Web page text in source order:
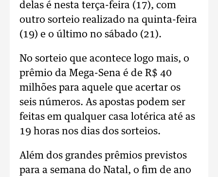
delas é nesta terça-feira (17), com
outro sorteio realizado na quinta-feira
(19) e o último no sábado (21).
No sorteio que acontece logo mais, o
prêmio da Mega-Sena é de R$ 40
milhões para aquele que acertar os
seis números. As apostas podem ser
feitas em qualquer casa lotérica até as
19 horas nos dias dos sorteios.
Além dos grandes prêmios previstos
para a semana do Natal, o fim de ano